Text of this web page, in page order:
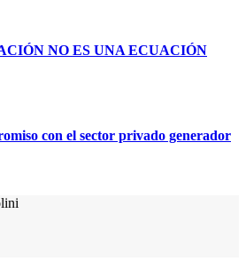
NO ES UNA ECUACIÓN
con el sector privado generador